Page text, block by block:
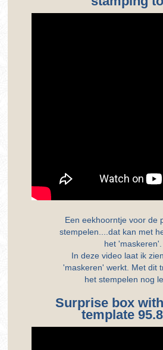
Een eekhoorntje voor de
stempelen....dat kan met
het 'maskeren'.
In deze video laat ik
'maskeren' werkt. Met dit
het stempelen nog
Surprise box
template